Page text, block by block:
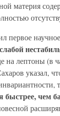
материя
первое
на лептоны (в
указал,
быстрее, чем